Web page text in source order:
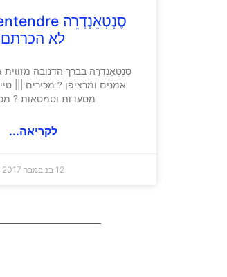
לא הכרתם
סֶנְטְאֵנְדְרֵה בברך הדנובה
אמנים ומרציפן ? מכירים |||
מסעדות וסמטאות ?
לקריאה...
12 בנובמבר 2017